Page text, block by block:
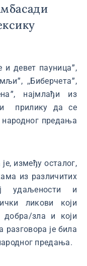
и девет пауницаˮ,
,,Биберчетаˮ,
најмлађи из
прилику да се
народног предања
између осталог,
из различитих
удаљености и
ликови који
добра/зла и који
разговора је била
предања.